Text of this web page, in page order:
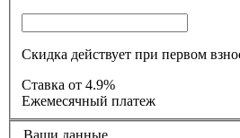
Скидка действует при первом
Ставка
от 4.9%
Ежемесячный платеж
Ваши данные